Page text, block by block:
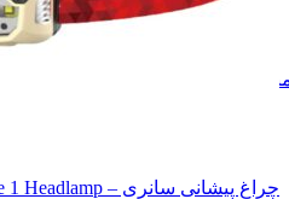
چراغ پیشانی سانری – Sunrei Muye 1 Headlamp